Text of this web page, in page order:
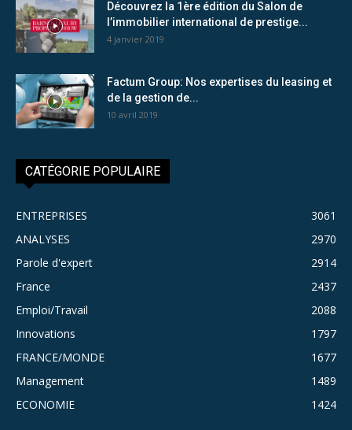
Découvrez la 1ère édition du Salon de
l’immobilier international de prestige...
4 janvier 2019
Factum Group: Nos expertises du leasing et
de la gestion de...
10 avril 2019
CATÉGORIE POPULAIRE
ENTREPRISES
3061
ANALYSES
2970
Parole d'expert
2914
France
2437
Emploi/Travail
2088
Innovations
1797
FRANCE/MONDE
1677
Management
1489
ECONOMIE
1424